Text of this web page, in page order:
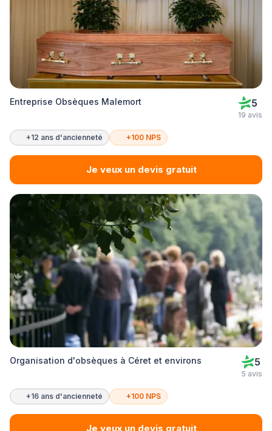
Entreprise Obsèques Malemort 5
19 avis
+12 ans d'ancienneté +100 NPS
Je veux un devis gratuit
Organisation d'obsèques à Céret et environs 5
5 avis
+16 ans d'ancienneté +100 NPS
Je veux un devis gratuit